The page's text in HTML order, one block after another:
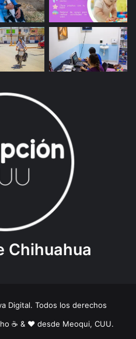
Chihuahua
Digital. Todos los derechos
☕️ & ❤️ desde Meoqui, CUU.